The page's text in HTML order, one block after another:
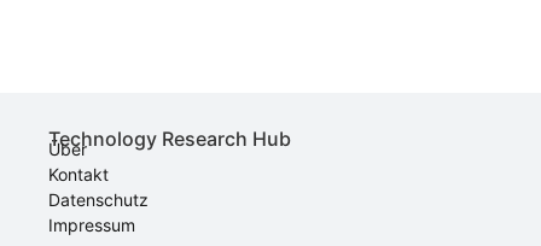
Technology Research Hub
Über
Kontakt
Datenschutz
Impressum